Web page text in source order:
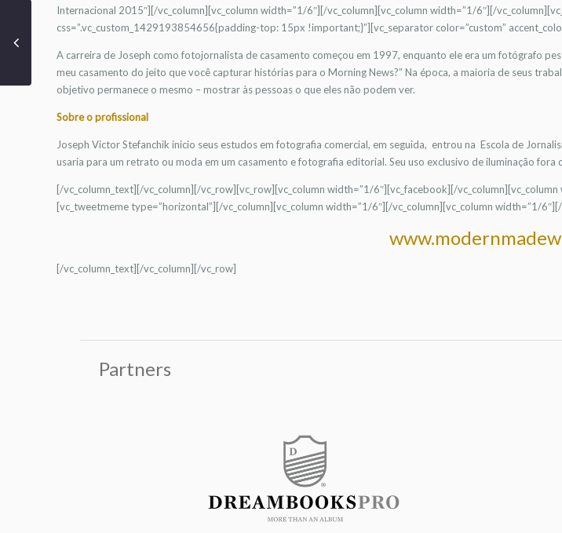
Internacional 2015″][/vc_column][vc_column width=”1/6″][/vc_column][vc_column width=”1/6″][/
css=”.vc_custom_1429193854656{padding-top: 15px !important;}”][vc_separator color=”custom”
A carreira de Joseph como fotojornalista de casamento começou em 1997, enquanto ele era um fotógrafo
meu casamento do jeito que você capturar histórias para o Morning News?” Na época, a maioria de seus
objetivo permanece o mesmo – mostrar às pessoas o que eles não podem ver.
Sobre o profissional
Joseph Victor Stefanchik inicio seus estudos em fotografia comercial, em seguida, entrou na Escola de
usaria para um retrato ou moda em um casamento e fotografia editorial. Seu uso exclusivo de iluminação fora
[/vc_column_text][/vc_column][/vc_row][vc_row][vc_column width=”1/6″][vc_facebook][/
[vc_tweetmeme type=”horizontal”][/vc_column][vc_column width=”1/6″][/vc_column][vc_column width=”1/
[/vc_column_text][/vc_column][/vc_row]